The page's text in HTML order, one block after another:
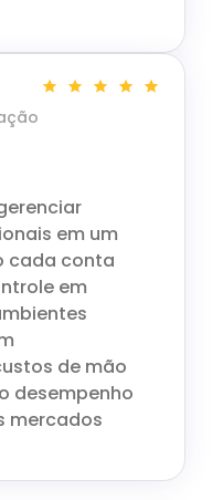
em um
cada conta
em
de mão
desempenho
mercados